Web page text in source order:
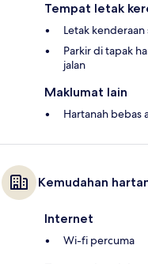
Tempat letak
Letak
Parkir di tapak
jalan
Maklumat lain
Hartanah bebas
Kemudahan
Internet
Wi-fi percuma